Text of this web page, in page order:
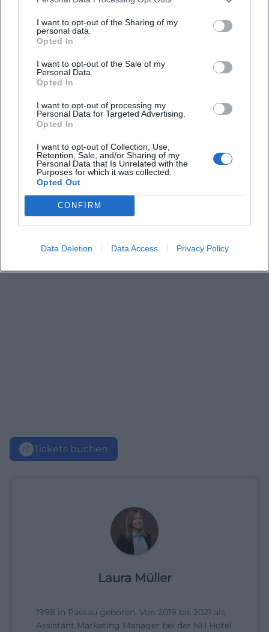
I want to opt-out of the Sharing of my
personal data.
Opted In
I want to opt-out of the Sale of my
Personal Data.
Opted In
I want to opt-out of processing my
Personal Data for Targeted Advertising.
Opted In
I want to opt-out of Collection, Use,
Retention, Sale, and/or Sharing of my
Personal Data that Is Unrelated with the
Purposes for which it was collected.
Opted Out
CONFIRM
Data Deletion Data Access Privacy Policy
Welche Attraktionen gibt es?
Ist die Veranstaltung barrierefrei?
Findet die Veranstaltung bei jedem Wetter statt?
Tickets buchen
Laura Müller
1999 in Passau geboren. Von 2019 bis 2021 als
Assistant Marketing Manager bei der NH Hotel